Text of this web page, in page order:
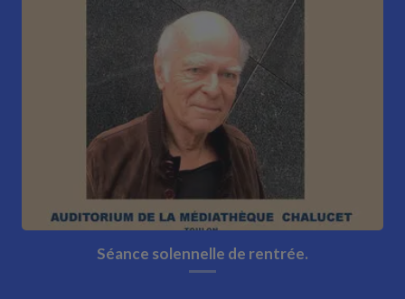
Séance solennelle de rentrée.